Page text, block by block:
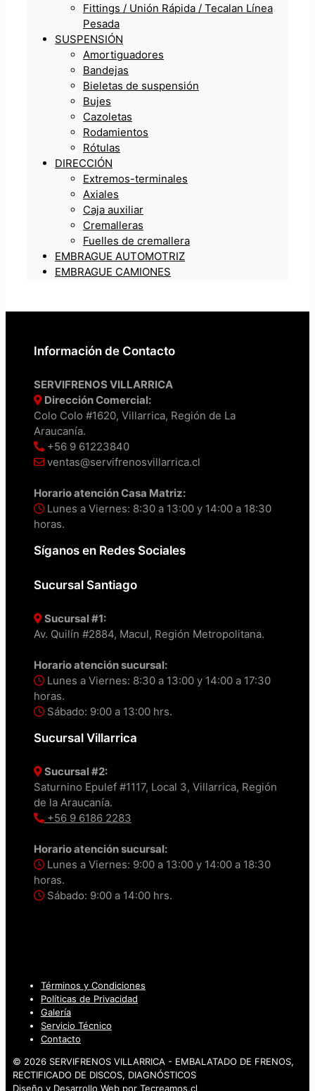
Fittings / Unión Rápida / Tecalan Línea
Pesada
SUSPENSIÓN
Amortiguadores
Bandejas
Bieletas de suspensión
Bujes
Cazoletas
Rodamientos
Rótulas
DIRECCIÓN
Extremos-terminales
Axiales
Caja auxiliar
Cremalleras
Fuelles de cremallera
EMBRAGUE AUTOMOTRIZ
EMBRAGUE CAMIONES
Información de Contacto
SERVIFRENOS VILLARRICA
Dirección Comercial:
Colo Colo #1620, Villarrica, Región de La
Araucanía.
+56 9 61223840
ventas@servifrenosvillarrica.cl
Horario atención Casa Matriz:
Lunes a Viernes: 8:30 a 13:00 y 14:00 a 18:30
horas.
Síganos en Redes Sociales
Sucursal Santiago
Sucursal #1:
Av. Quilín #2884, Macul, Región Metropolitana.
Horario atención sucursal:
Lunes a Viernes: 8:30 a 13:00 y 14:00 a 17:30
horas.
Sábado: 9:00 a 13:00 hrs.
Sucursal Villarrica
Sucursal #2:
Saturnino Epulef #1117, Local 3, Villarrica, Región
de la Araucanía.
+56 9 6186 2283
Horario atención sucursal:
Lunes a Viernes: 9:00 a 13:00 y 14:00 a 18:30
horas.
Sábado: 9:00 a 14:00 hrs.
Términos y Condiciones
Políticas de Privacidad
Galería
Servicio Técnico
Contacto
© 2026 SERVIFRENOS VILLARRICA - EMBALATADO DE FRENOS,
RECTIFICADO DE DISCOS, DIAGNÓSTICOS
Diseño y Desarrollo Web por Tecreamos.cl